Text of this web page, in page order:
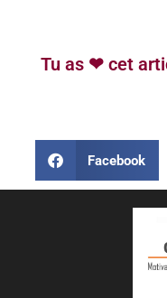
Tu as ❤ cet
Facebook